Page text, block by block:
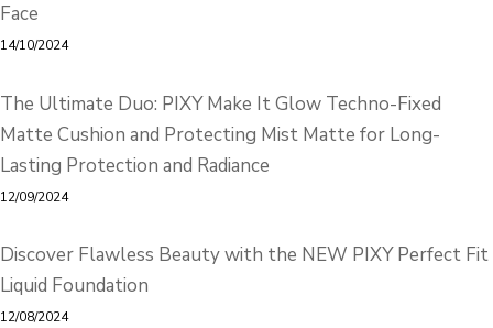
Face
14/10/2024
The Ultimate Duo: PIXY Make It Glow Techno-Fixed
Matte Cushion and Protecting Mist Matte for Long-
Lasting Protection and Radiance
12/09/2024
Discover Flawless Beauty with the NEW PIXY Perfect Fit
Liquid Foundation
12/08/2024